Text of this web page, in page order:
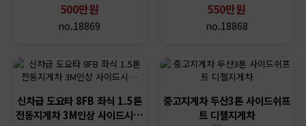
500만원
no.18869
550만원
no.18868
신차급 도요타 8FB 좌식 1.5톤
전동지게차 3M인상 사이드시…
중고지게차 두산3톤 사이드쉬프
트 디젤지게차